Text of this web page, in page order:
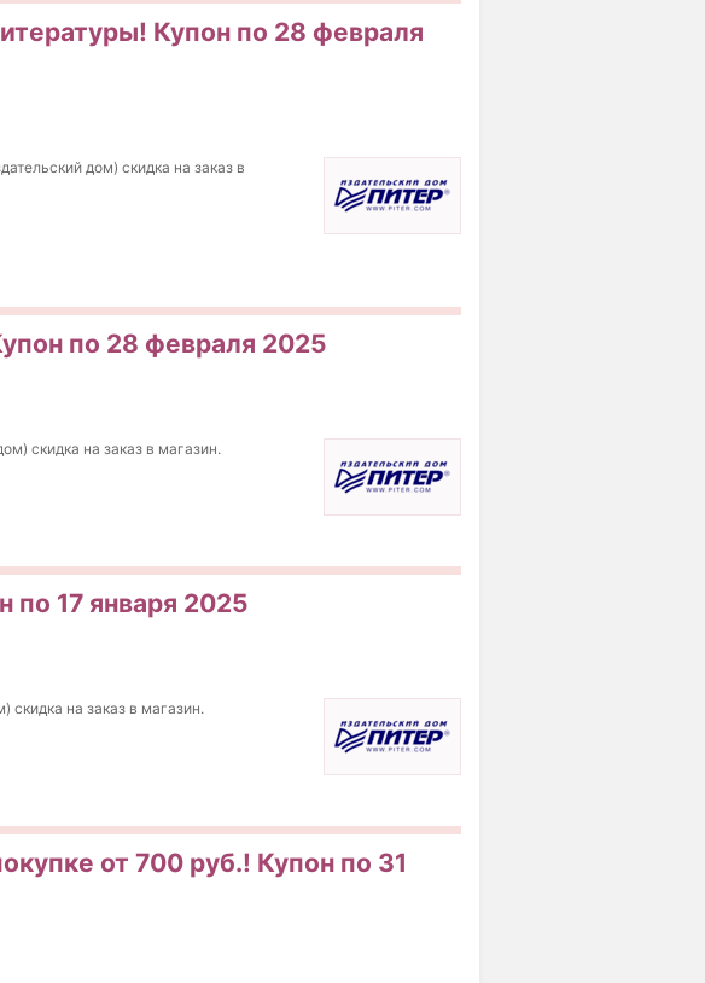
Купон по 28 февраля
дом) скидка на заказ в
по 28 февраля 2025
скидка на заказ в магазин.
по 17 января 2025
скидка на заказ в магазин.
от 700 руб.! Купон по 31